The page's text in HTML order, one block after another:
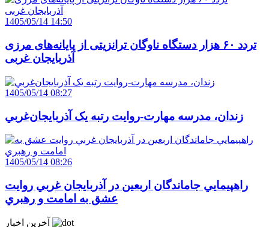
1405/05/14 14:50
تردد ۶۰ هزار دستگاه ناوگان ترانزیتی از پایانه‌های مرزی
آذربایجان ‌غربی
1405/05/14 08:27
زندان، مدرسه مهارت-روايت رتبه يک آذربايجان‌غربي
1405/05/14 08:26
راهپيمايي جاماندگان اربعين در آذربايجان غربي روايت
عشق به امامت و رهبري